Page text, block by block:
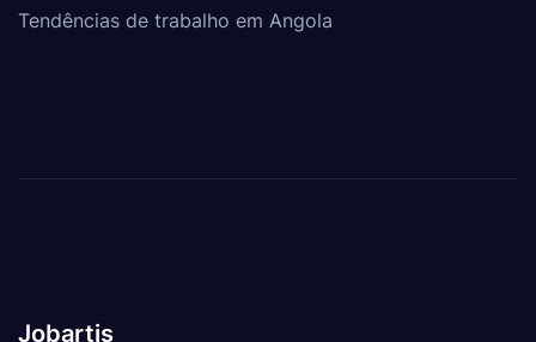
Tendências de trabalho em Angola
Jobartis